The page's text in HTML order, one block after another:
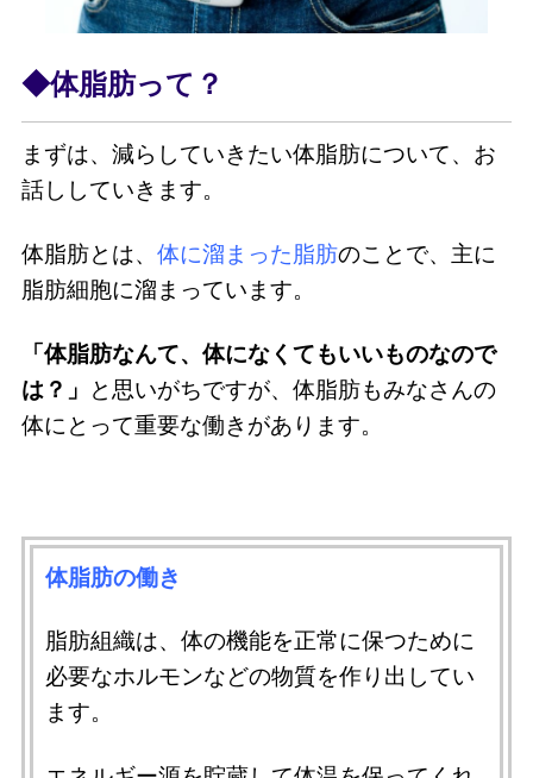
◆体脂肪って？
まずは、減らしていきたい体脂肪について、お
話ししていきます。
体脂肪とは、 体に溜まった脂肪のことで、主に
脂肪細胞に溜まっています。
「体脂肪なんて、体になくてもいいものなので
は？」
と思いがちですが、体脂肪もみなさんの
体にとって重要な働きがあります。
体脂肪の働き
脂肪組織は、体の機能を正常に保つために
必要なホルモンなどの物質を作り出してい
ます。